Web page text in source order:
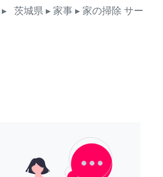
▸ 茨城県 ▸ 家事 ▸ 家の掃除 サー